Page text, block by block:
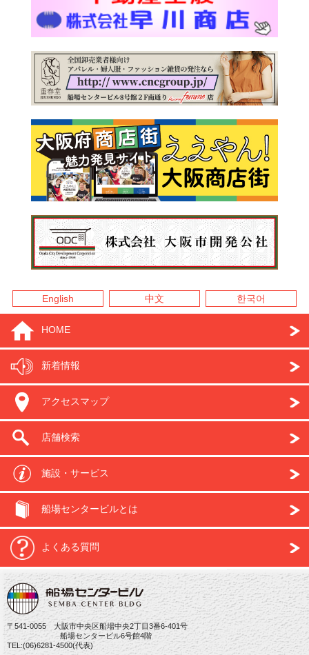
English 中文 한국어
HOME
新着情報
アクセスマップ
店舗検索
施設・サービス
船場センタービルとは
よくある質問
〒541-0055 大阪市中央区船場中央2丁目3番6-401号
船場センタービル6号館4階
TEL:(06)6281-4500(代表)